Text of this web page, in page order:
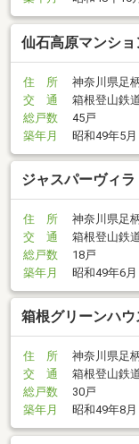
仙石高原マンショ
住 所
神奈川県足
交 通
箱根登山鉄
総戸数
45戸
築年月
昭和49年5月
ジャスパーヴィラ
住 所
神奈川県足
交 通
箱根登山鉄
総戸数
18戸
築年月
昭和49年6月
箱根グリーンハウ
住 所
神奈川県足
交 通
箱根登山鉄
総戸数
30戸
築年月
昭和49年8月